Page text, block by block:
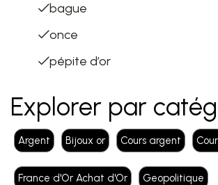
bague
once
pépite d’or
Explorer par
Argent Bijoux or Cours argent
France d'Or Achat d'Or Geopolitique